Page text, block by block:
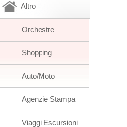
Altro
Orchestre
Shopping
Auto/Moto
Agenzie Stampa
Viaggi Escursioni